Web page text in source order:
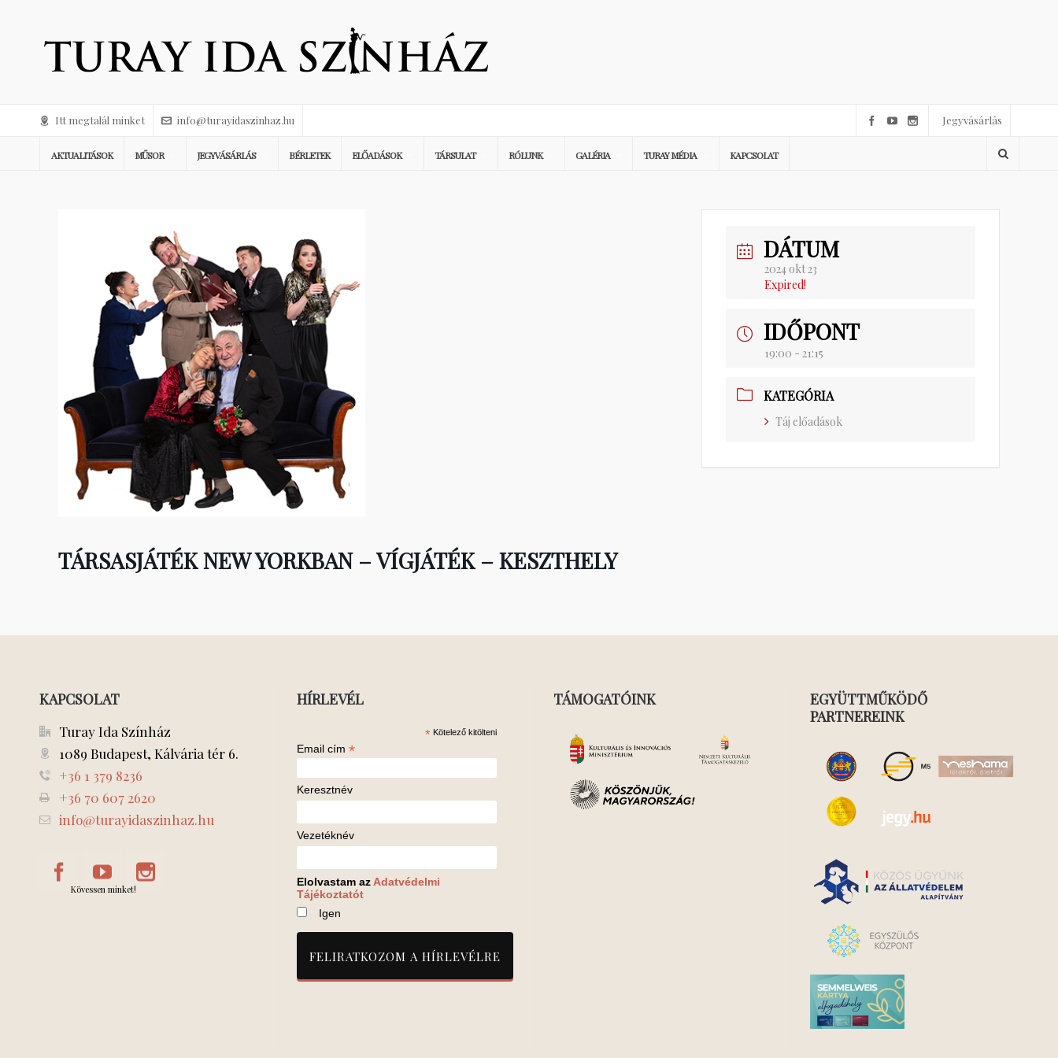
Itt megtalál minket info@turayidaszinhaz.hu Jegyvásárlás
AKTUALITÁSOK MŰSOR JEGYVÁSÁRLÁS BÉRLETEK ELŐADÁSOK TÁRSULAT RÓLUNK GALÉRIA TURAY MÉDIA KAPCSOLAT
TÁRSASJÁTÉK NEW YORKBAN – VÍGJÁTÉK – KESZTHELY
DÁTUM
2024 okt 23
Expired!
IDŐPONT
19:00 - 21:15
KATEGÓRIA
Táj előadások
KAPCSOLAT
Turay Ida Színház
1089 Budapest, Kálvária tér 6.
+36 1 379 8236
+36 70 607 2620
info@turayidaszinhaz.hu
Kövessen minket!
HÍRLEVÉL
* Kötelező kitölteni
Email cím *
Keresztnév
Vezetéknév
Elolvastam az Adatvédelmi
Tájékoztatót
Igen
TÁMOGATÓINK
EGYÜTTMŰKÖDŐ
PARTNEREINK